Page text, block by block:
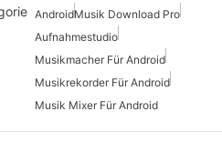
AndroidMusik Download Pro
Aufnahmestudio
Musikmacher Für Android
Musikrekorder Für Android
Musik Mixer Für Android